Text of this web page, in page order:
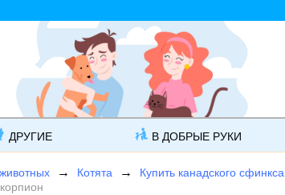
ДРУГИЕ В ДОБРЫЕ РУКИ
Котята
Купить канадского сфинкса